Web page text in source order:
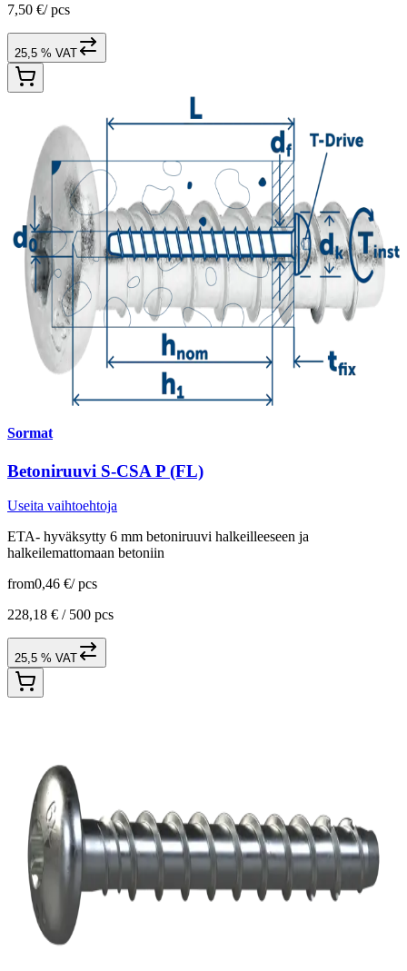
7,50 €/ pcs
25,5 % VAT
Sormat
Betoniruuvi S-CSA P (FL)
Useita vaihtoehtoja
ETA- hyväksytty 6 mm betoniruuvi halkeilleeseen ja
halkeilemattomaan betoniin
from0,46 €/ pcs
228,18 € / 500 pcs
25,5 % VAT